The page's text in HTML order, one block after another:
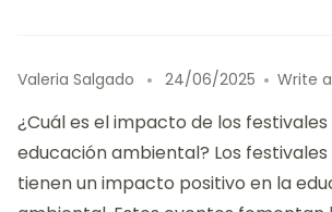
Valeria Salgado 24/06/2025 Write
¿Cuál es el impacto de los
educación ambiental? Los
tienen un impacto positivo en la